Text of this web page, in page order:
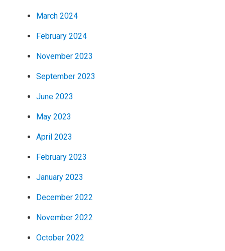
March 2024
February 2024
November 2023
September 2023
June 2023
May 2023
April 2023
February 2023
January 2023
December 2022
November 2022
October 2022